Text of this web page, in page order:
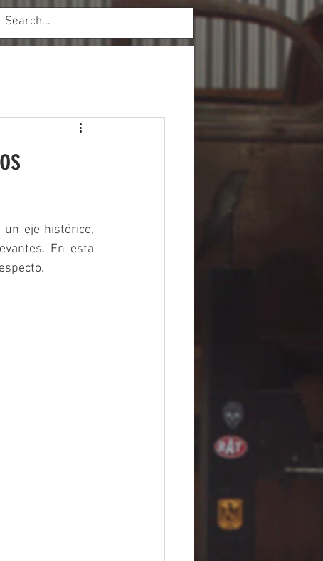
eje histórico,
En esta